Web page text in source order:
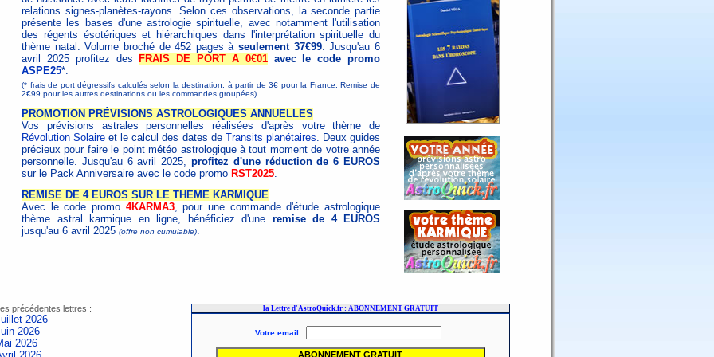
relations signes-planètes-rayons. Selon ces observations, la seconde partie
présente les bases d'une astrologie spirituelle, avec notamment l'utilisation
des régents ésotériques et hiérarchiques dans l'interprétation spirituelle du
thème natal. Volume broché de 452 pages àseulement 37€99. Jusqu'au 6
avril 2025 profitez des
FRAIS DE PORT A 0€01avec le code promo
ASPE25*.
(* frais de port dégressifs calculés selon la destination, à partir de 3€ pour la France. Remise de
2€99 pour les autres destinations ou les commandes groupées)
PROMOTION PRÉVISIONS ASTROLOGIQUES ANNUELLES
Vos prévisions astrales personnelles réalisées d'après votre thème de
Révolution Solaire et le calcul des dates de Transits planétaires. Deux guides
précieux pour faire le point météo astrologique à tout moment de votre année
personnelle. Jusqu'au 6 avril 2025, profitez d'une réduction de 6 EUROS
sur le Pack Anniversaire avec le code promo RST2025.
REMISE DE 4 EUROS SUR LE THEME KARMIQUE
Avec le code promo 4KARMA3, pour une commande d'étude astrologique
thème astral karmique en ligne, bénéficiez d'une remise de 4 EUROS
jusqu'au 6 avril 2025 (offre non cumulable).
précédentes lettres :
2026
2026
2026